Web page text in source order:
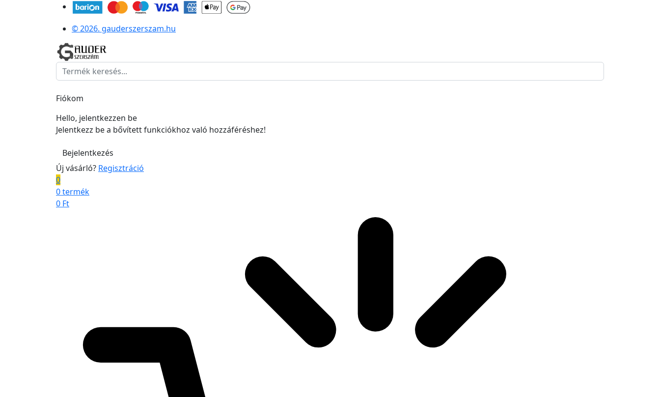
© 2026. gauderszerszam.hu
Fiókom
Hello, jelentkezzen be
Jelentkezz be a bővített funkciókhoz való hozzáféréshez!
Bejelentkezés
Új vásárló? Regisztráció
0
0 termék
0 Ft